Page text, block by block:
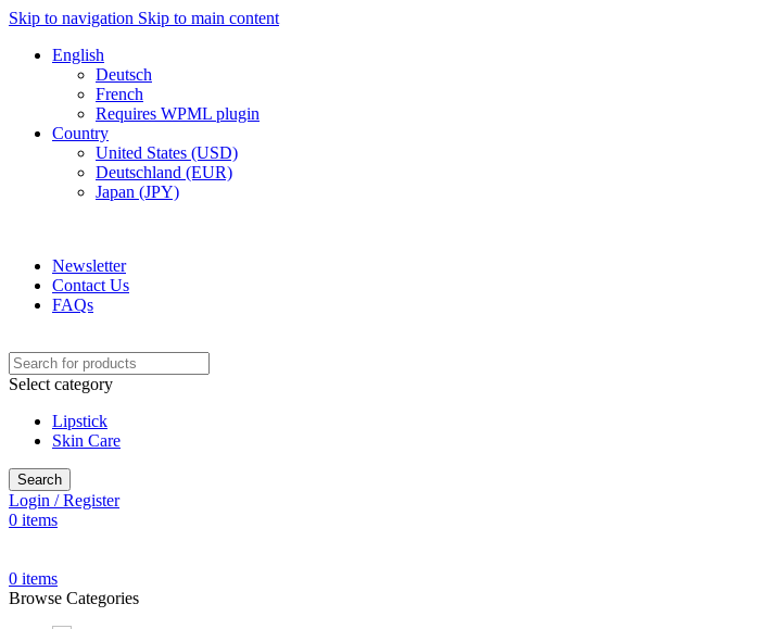
Skip to navigation Skip to main content
English
Deutsch
French
Requires WPML plugin
Country
United States (USD)
Deutschland (EUR)
Japan (JPY)
Newsletter
Contact Us
FAQs
Select category
Lipstick
Skin Care
Search
Login / Register
0 items
0 items
Browse Categories